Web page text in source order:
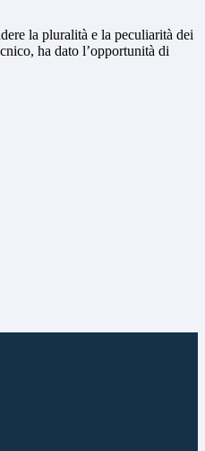
la pluralità e la peculiarità dei
ha dato l’opportunità di